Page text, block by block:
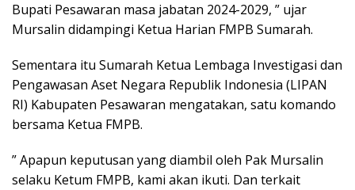
Bupati Pesawaran masa jabatan 2024-2029, ” ujar
Mursalin didampingi Ketua Harian FMPB Sumarah.
Sementara itu Sumarah Ketua Lembaga Investigasi dan
Pengawasan Aset Negara Republik Indonesia (LIPAN
RI) Kabupaten Pesawaran mengatakan, satu komando
bersama Ketua FMPB.
” Apapun keputusan yang diambil oleh Pak Mursalin
selaku Ketum FMPB, kami akan ikuti. Dan terkait